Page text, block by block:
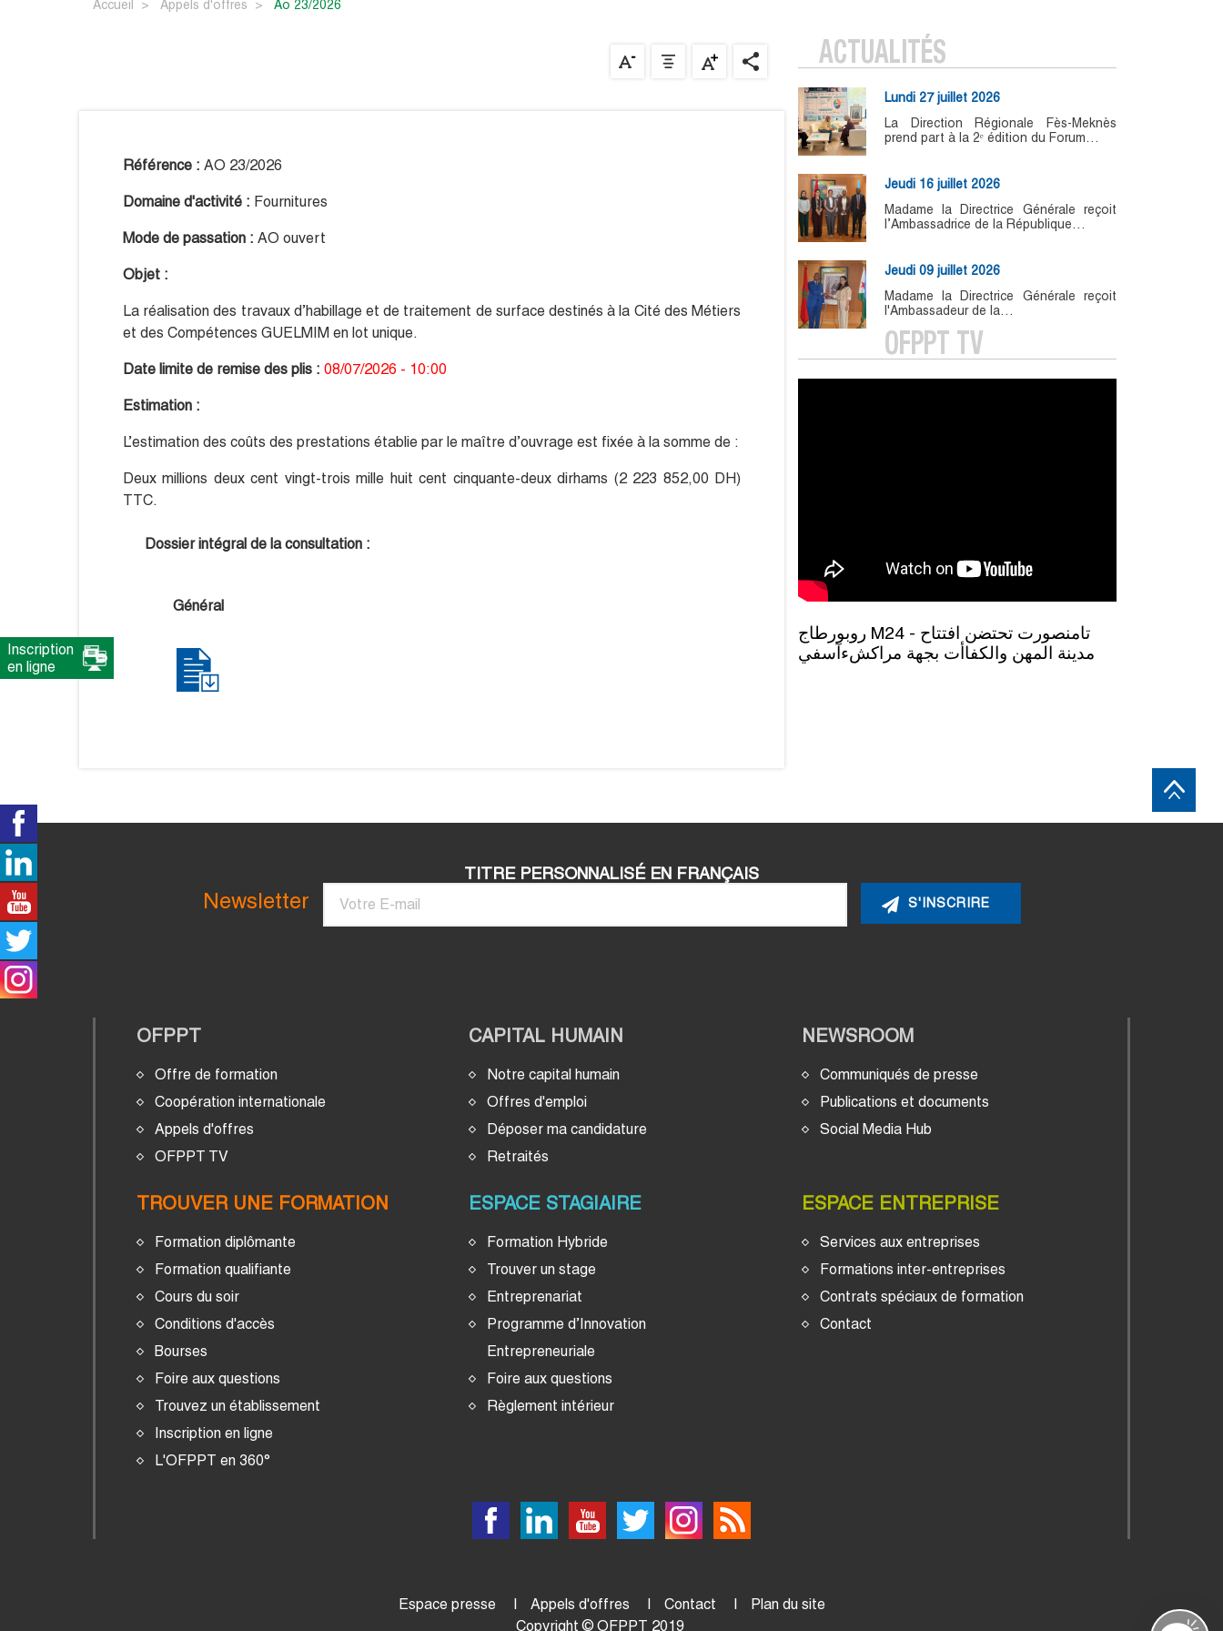
Accueil Appels d'offres ao 23/2026
Référence : AO 23/2026
Domaine d'activité : Fournitures
Mode de passation : AO ouvert
Objet :
La réalisation des travaux d’habillage et de traitement de surface destinés à la Cité des Métiers
et des Compétences GUELMIM en lot unique.
Date limite de remise des plis : 08/07/2026 - 10:00
Estimation :
L’estimation des coûts des prestations établie par le maître d’ouvrage est fixée à la somme de :
Deux millions deux cent vingt-trois mille huit cent cinquante-deux dirhams (2 223 852,00 DH)
TTC.
Dossier intégral de la consultation :
Général
ACTUALITÉS
Lundi 27 juillet 2026
La Direction Régionale Fès-Meknès
prend part à la 2ᵉ édition du Forum…
Jeudi 16 juillet 2026
Madame la Directrice Générale reçoit
l’Ambassadrice de la République…
Jeudi 09 juillet 2026
Madame la Directrice Générale reçoit
l'Ambassadeur de la…
OFPPT TV
روبورطاج M24 - تامنصورت تحتضن افتتاح
مدينة المهن والكفاأت بجهة مراكشءآسفي
TITRE PERSONNALISÉ EN FRANÇAIS
Newsletter
Courriel
OFPPT
Offre de formation
Coopération internationale
Appels d'offres
OFPPT TV
CAPITAL HUMAIN
Notre capital humain
Offres d'emploi
Déposer ma candidature
Retraités
NEWSROOM
Communiqués de presse
Publications et documents
Social Media Hub
TROUVER UNE FORMATION
Formation diplômante
Formation qualifiante
Cours du soir
Conditions d'accès
Bourses
Foire aux questions
Trouvez un établissement
Inscription en ligne
L'OFPPT en 360°
ESPACE STAGIAIRE
Formation Hybride
Trouver un stage
Entreprenariat
Programme d’Innovation
Entrepreneuriale
Foire aux questions
Règlement intérieur
ESPACE ENTREPRISE
Services aux entreprises
Formations inter-entreprises
Contrats spéciaux de formation
Contact
Espace presse Appels d'offres Contact
Plan du site
Copyright © OFPPT 2019
Inscription
en ligne